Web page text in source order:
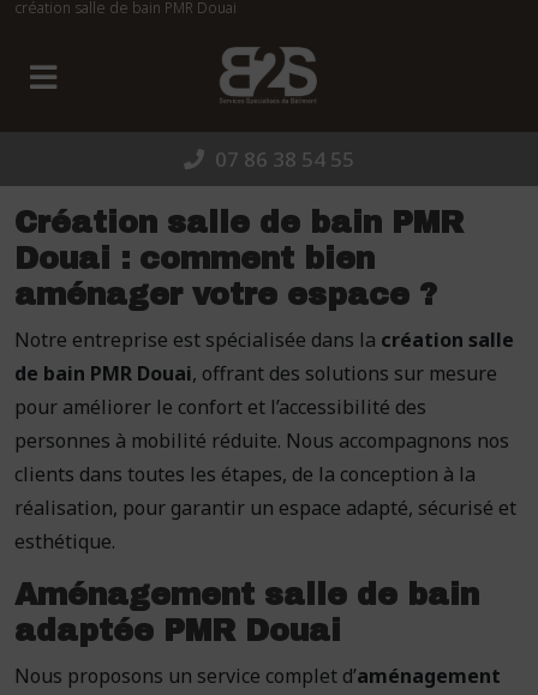
création salle de bain PMR Douai
07 86 38 54 55
Création salle de bain PMR
Douai : comment bien
aménager votre espace ?
Notre entreprise est spécialisée dans la création salle
de bain PMR Douai, offrant des solutions sur mesure
pour améliorer le confort et l’accessibilité des
personnes à mobilité réduite. Nous accompagnons nos
clients dans toutes les étapes, de la conception à la
réalisation, pour garantir un espace adapté, sécurisé et
esthétique.
Aménagement salle de bain
adaptée PMR Douai
Nous proposons un service complet d’aménagement
Panneau de gestion des cookies